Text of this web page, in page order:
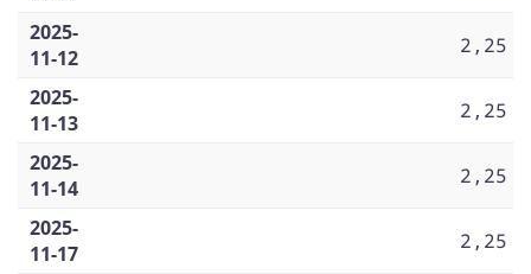
2025-
11-12
2,25
2025-
11-13
2,25
2025-
11-14
2,25
2025-
11-17
2,25